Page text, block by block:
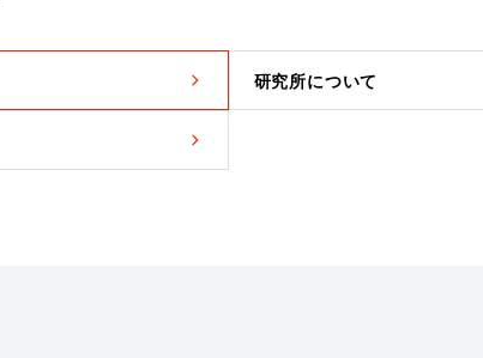
研究所について